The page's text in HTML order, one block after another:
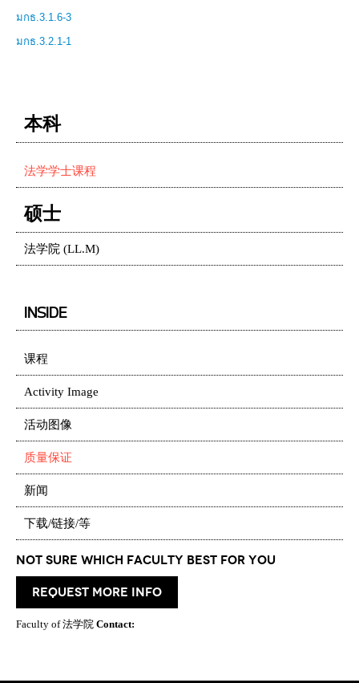
มกธ.3.1.6-3
มกธ.3.2.1-1
本科
法学学士课程
硕士
法学院 (LL.M)
INSIDE
课程
Activity Image
活动图像
质量保证
新闻
下载/链接/等
Not Sure which Faculty best for you
request more info
Faculty of 法学院 Contact: